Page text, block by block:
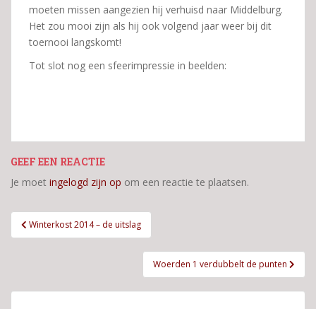
moeten missen aangezien hij verhuisd naar Middelburg.
Het zou mooi zijn als hij ook volgend jaar weer bij dit
toernooi langskomt!
Tot slot nog een sfeerimpressie in beelden:
GEEF EEN REACTIE
Je moet ingelogd zijn op om een reactie te plaatsen.
Bericht
navigatie
Winterkost 2014 – de uitslag
Woerden 1 verdubbelt de punten